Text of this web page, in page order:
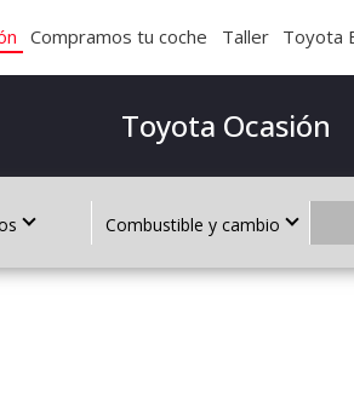
Compramos tu coche Taller Toyota
Toyota Ocasión
Combustible y cambio